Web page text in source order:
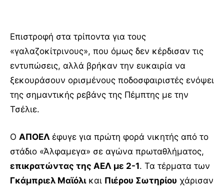
Επιστροφή στα τρίποντα για τους
«γαλαζοκίτρινους», που όμως δεν κέρδισαν τις
εντυπώσεις, αλλά βρήκαν την ευκαιρία να
ξεκουράσουν ορισμένους ποδοσφαιριστές ενόψει
της σημαντικής ρεβάνς της Πέμπτης με την
Τσέλιε.
Ο ΑΠΟΕΛ έφυγε για πρώτη φορά νικητής από το
στάδιο «Άλφαμεγα» σε αγώνα πρωταθλήματος,
επικρατώντας της ΑΕΛ με 2-1. Τα τέρματα των
Γκάμπριελ Μαϊόλικαι Πιέρου Σωτηρίου χάρισαν